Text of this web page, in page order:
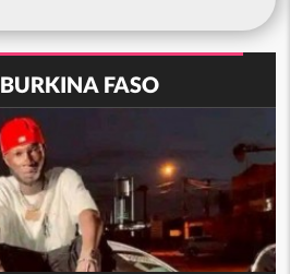
BURKINA FASO